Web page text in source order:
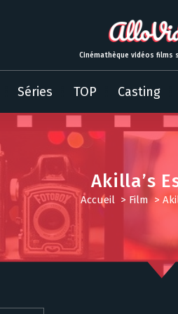
Cinémathèque vidéos films
Séries TOP Casting
Akilla’s
Accueil > Film>